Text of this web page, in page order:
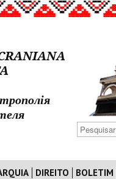
DIREITO BOLETIM